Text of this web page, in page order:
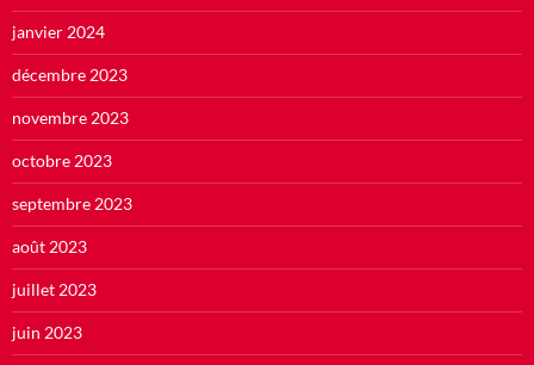
janvier 2024
décembre 2023
novembre 2023
octobre 2023
septembre 2023
août 2023
juillet 2023
juin 2023